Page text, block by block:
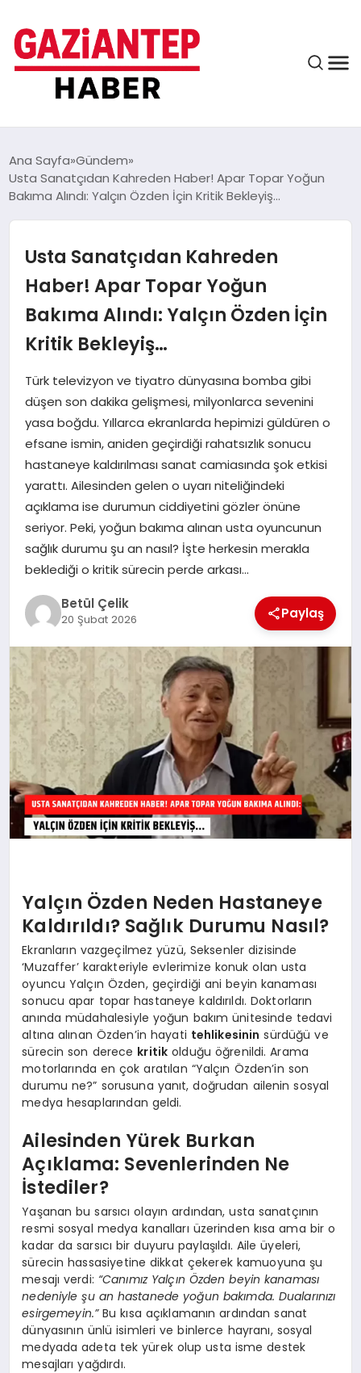
ASAYIŞ
EĞITIM
FINANS
KÜLTÜR VE SANAT
MAGAZIN
SPOR
SIYASET
DIĞER
Ana Sayfa Gündem
Usta Sanatçıdan Kahreden Haber! Apar Topar Yoğun
Bakıma Alındı: Yalçın Özden İçin Kritik Bekleyiş…
Usta Sanatçıdan Kahreden
Haber! Apar Topar Yoğun
Bakıma Alındı: Yalçın Özden İçin
Kritik Bekleyiş…
Türk televizyon ve tiyatro dünyasına bomba gibi
düşen son dakika gelişmesi, milyonlarca sevenini
yasa boğdu. Yıllarca ekranlarda hepimizi güldüren o
efsane ismin, aniden geçirdiği rahatsızlık sonucu
hastaneye kaldırılması sanat camiasında şok etkisi
yarattı. Ailesinden gelen o uyarı niteliğindeki
açıklama ise durumun ciddiyetini gözler önüne
seriyor. Peki, yoğun bakıma alınan usta oyuncunun
sağlık durumu şu an nasıl? İşte herkesin merakla
beklediği o kritik sürecin perde arkası…
Betül Çelik
20 Şubat 2026 Paylaş
Yalçın Özden Neden Hastaneye
Kaldırıldı? Sağlık Durumu Nasıl?
Ekranların vazgeçilmez yüzü, Seksenler dizisinde
‘Muzaffer’ karakteriyle evlerimize konuk olan usta
oyuncu Yalçın Özden, geçirdiği ani beyin kanaması
sonucu apar topar hastaneye kaldırıldı. Doktorların
anında müdahalesiyle yoğun bakım ünitesinde tedavi
altına alınan Özden’in hayati tehlikesinin sürdüğü ve
sürecin son derece kritik olduğu öğrenildi. Arama
motorlarında en çok aratılan “Yalçın Özden’in son
durumu ne?” sorusuna yanıt, doğrudan ailenin sosyal
medya hesaplarından geldi.
Ailesinden Yürek Burkan
Açıklama: Sevenlerinden Ne
İstediler?
Yaşanan bu sarsıcı olayın ardından, usta sanatçının
resmi sosyal medya kanalları üzerinden kısa ama bir o
kadar da sarsıcı bir duyuru paylaşıldı. Aile üyeleri,
sürecin hassasiyetine dikkat çekerek kamuoyuna şu
mesajı verdi: “Canımız Yalçın Özden beyin kanaması
nedeniyle şu an hastanede yoğun bakımda. Dualarınızı
esirgemeyin.”Bu kısa açıklamanın ardından sanat
dünyasının ünlü isimleri ve binlerce hayranı, sosyal
medyada adeta tek yürek olup usta isme destek
mesajları yağdırdı.